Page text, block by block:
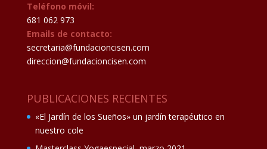
Teléfono móvil:
681 062 973
Emails de contacto:
secretaria@fundacioncisen.com
direccion@fundacioncisen.com
PUBLICACIONES RECIENTES
«El Jardín de los Sueños» un jardín terapéutico en
nuestro cole